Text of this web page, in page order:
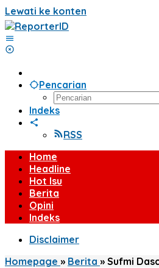
Lewati ke konten
Pencarian
Indeks
RSS
Home
Headline
Hot Isu
Berita
Opini
Indeks
Disclaimer
Homepage » Berita » Sufmi